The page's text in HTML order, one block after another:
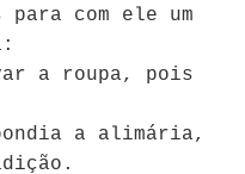
para com ele um
a roupa, pois
a alimária,